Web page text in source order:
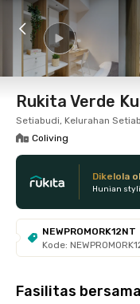
10 Agt 26
Foto Fasilitas
Rukita Verde
Setiabudi, Kelurahan
Coliving
Dikelola
Hunian
NEWPROMORK12NT
Kode:
Fasilitas bersama